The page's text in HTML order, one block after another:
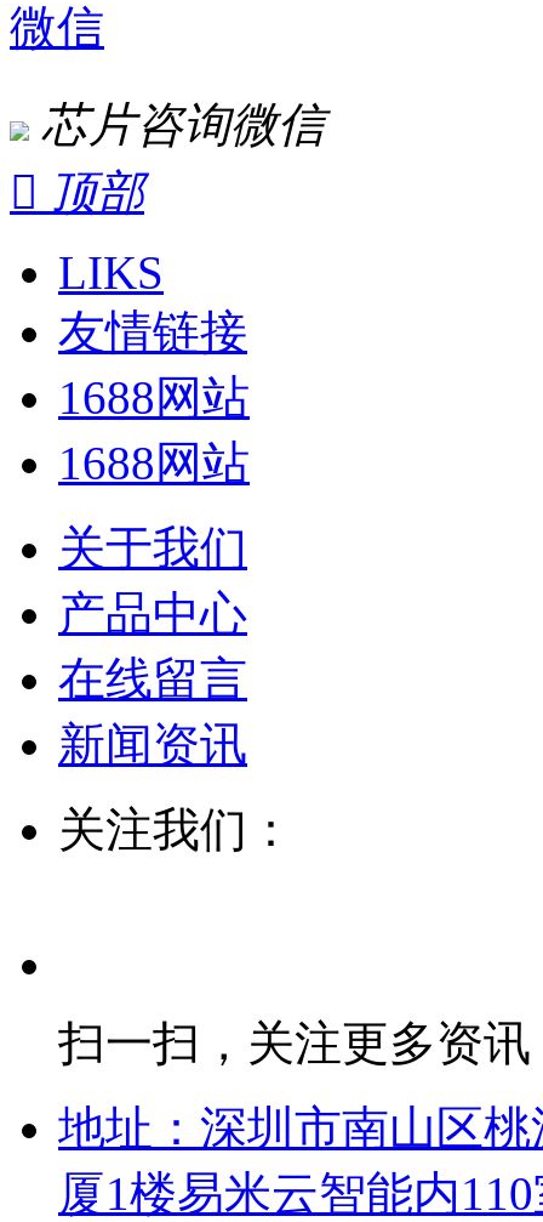
微信
芯片咨询微信
 顶部
LIKS
友情链接
1688网站
1688网站
关于我们
产品中心
在线留言
新闻资讯
关注我们：
扫一扫，关注更多资讯
地址：深圳市南山区
厦1楼易米云智能内